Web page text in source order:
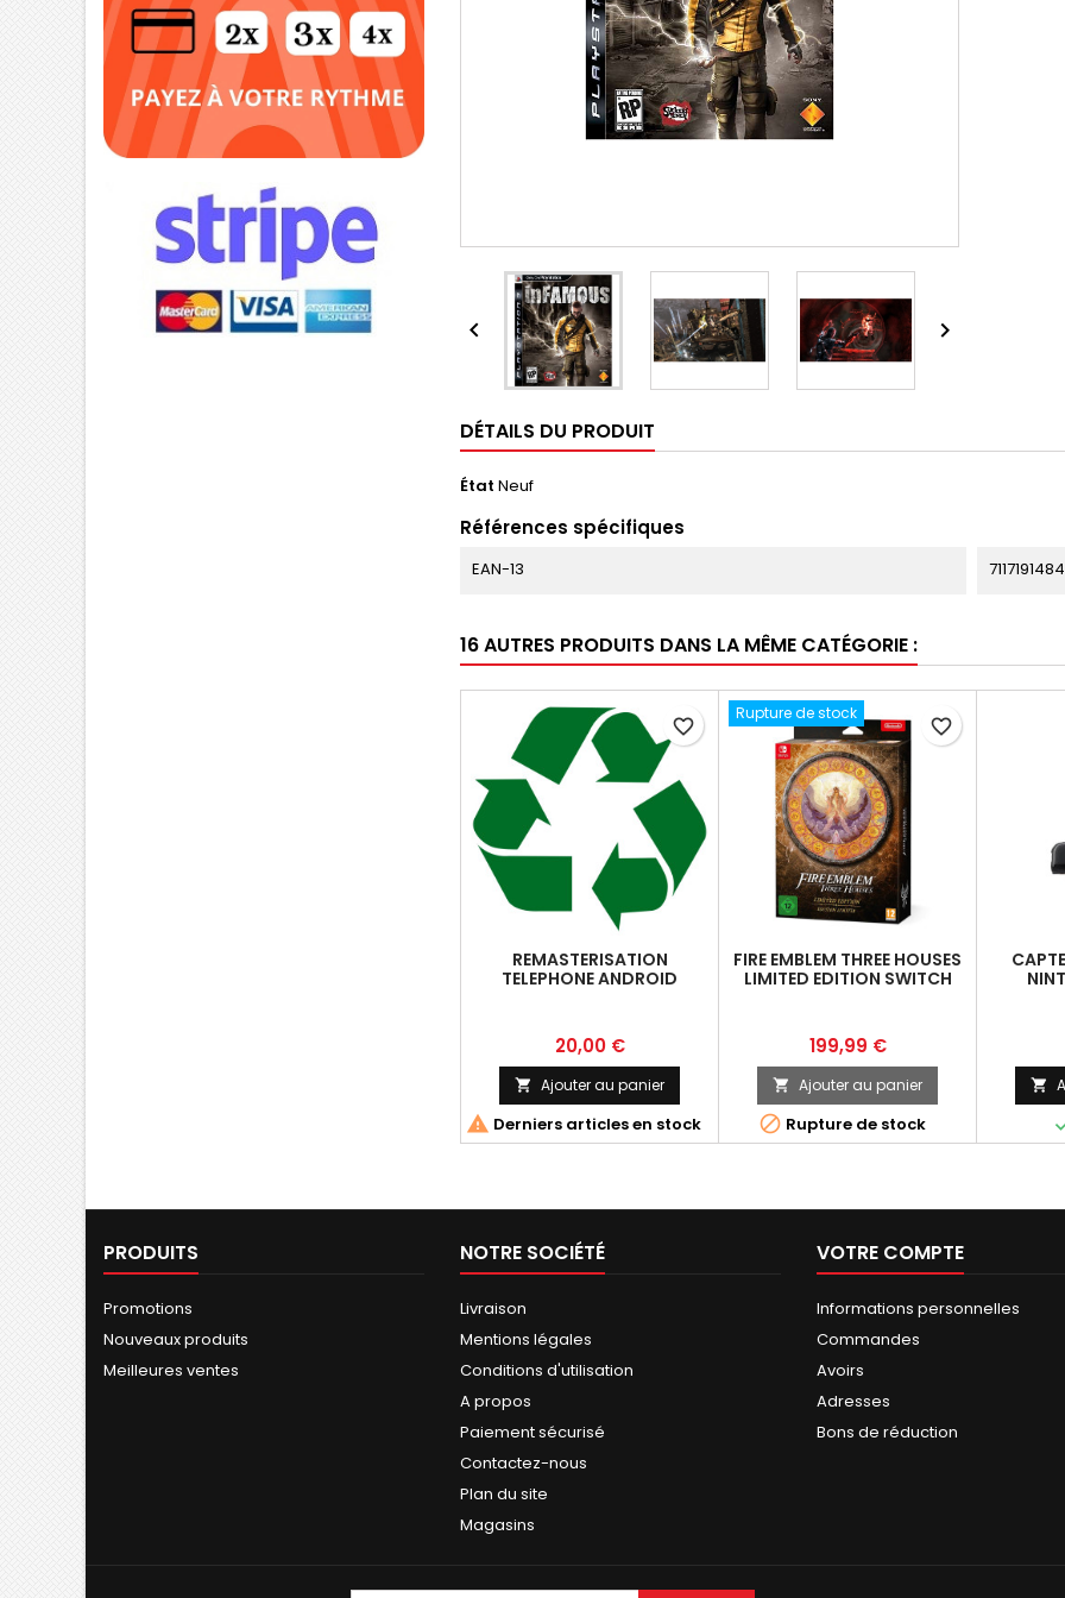
 
DÉTAILS DU PRODUIT
État Neuf
Références spécifiques
EAN-13
16 AUTRES PRODUITS DANS LA MÊME CATÉGORIE :
REMASTERISATION
TELEPHONE ANDROID
Prix
20,00 €
 Ajouter au panier
 Derniers articles en stock
favorite_border
Rupture de stock
FIRE EMBLEM THREE HOUSES
LIMITED EDITION SWITCH
Prix
199,99 €
 Ajouter au panier
 Rupture de stock
favorite_border

PRODUITS
Promotions
Nouveaux produits
Meilleures ventes
NOTRE SOCIÉTÉ
Livraison
Mentions légales
Conditions d'utilisation
A propos
Paiement sécurisé
Contactez-nous
Plan du site
Magasins
VOTRE COMPTE
Informations personnelles
Commandes
Avoirs
Adresses
Bons de réduction